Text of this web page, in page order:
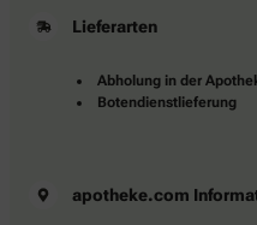
Lieferarten
Abholung in der
Botendienstlieferung
apotheke.com